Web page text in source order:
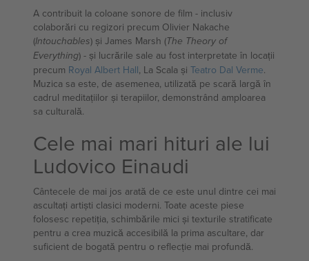
A contribuit la coloane sonore de film - inclusiv
colaborări cu regizori precum Olivier Nakache
(Intouchables) și James Marsh (The Theory of
Everything) - și lucrările sale au fost interpretate în locații
precum Royal Albert Hall, La Scala și Teatro Dal Verme.
Muzica sa este, de asemenea, utilizată pe scară largă în
cadrul meditațiilor și terapiilor, demonstrând amploarea
sa culturală.
Cele mai mari hituri ale lui
Ludovico Einaudi
Cântecele de mai jos arată de ce este unul dintre cei mai
ascultați artiști clasici moderni. Toate aceste piese
folosesc repetiția, schimbările mici și texturile stratificate
pentru a crea muzică accesibilă la prima ascultare, dar
suficient de bogată pentru o reflecție mai profundă.